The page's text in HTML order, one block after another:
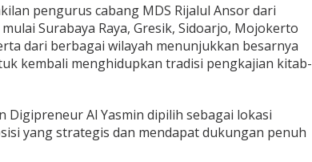
pengurus cabang MDS Rijalul Ansor dari
Surabaya Raya, Gresik, Sidoarjo, Mojokerto
dari berbagai wilayah menunjukkan besarnya
kembali menghidupkan tradisi pengkajian kitab-
Digipreneur Al Yasmin dipilih sebagai lokasi
yang strategis dan mendapat dukungan penuh